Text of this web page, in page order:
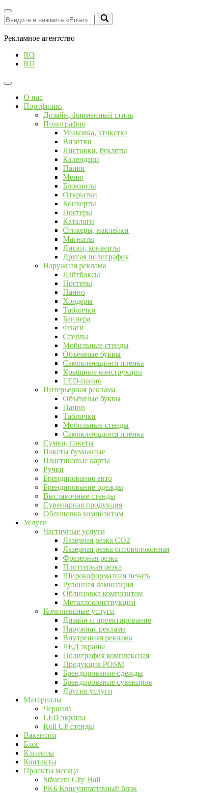
Рекламное агентство
RO
RU
О нас
Портфолио
Дизайн, фирменный стиль
Полиграфия
Упаковка, этикетка
Визитки
Листовки, буклеты
Календари
Папки
Меню
Блокноты
Открытки
Конверты
Постеры
Каталоги
Стикеры, наклейки
Магниты
Диски, конверты
Другая полиграфия
Наружная реклама
Лайтбоксы
Постеры
Панно
Холдеры
Таблички
Баннера
Флаги
Стеллы
Мобильные стенды
Объемные буквы
Самоклеющиеся пленка
Крышные конструкции
LED-панно
Интерьерная реклама
Объёмные буквы
Панно
Таблички
Мобильные стенды
Самоклеющиеся пленка
Сумки, пакеты
Пакеты бумажные
Пластиковые карты
Ручки
Брендирование авто
Брендирование одежды
Выставочные стенды
Сувенирная продукция
Облицовка композитом
Услуги
Частичные услуги
Лазерная резка CO2
Лазерная резка оптоволоконная
Фрезерная резка
Плоттерная резка
Широкоформатная печать
Рулонная ламинация
Облицовка композитом
Металлоконструкции
Комплексные услуги
Дизайн и проектирование
Наружная реклама
Внутренняя реклама
ЛЕД экраны
Полиграфия комплексная
Продукция POSM
Брендирование одежды
Брендирование сувениров
Другие услуги
Материалы
Чернила
LED экраны
Roll UP стенды
Вакансии
Блог
Клиенты
Контакты
Проекты месяца
Stăuceni City Hall
РКБ Консультативный блок